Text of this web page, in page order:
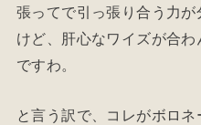
張ってで引っ張り合う力
けど、肝心なワイズが合
ですわ。
と言う訳で、コレがボロ